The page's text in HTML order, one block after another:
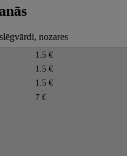
nozares
1.5 €
1.5 €
1.5 €
7 €